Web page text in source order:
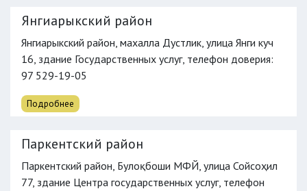
Янгиарыкский район
Янгиарыкский район, махалла Дустлик, улица Янги куч
16, здание Государственных услуг, телефон доверия:
97 529-19-05
Подробнее
Паркентский район
Паркентский район, Булоқбоши МФЙ, улица Сойсоҳил
77, здание Центра государственных услуг, телефон